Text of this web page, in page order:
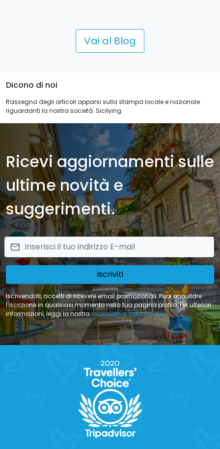
Vai al Blog
Dicono di noi
Rassegna degli articoli apparsi sulla stampa locale e nazionale
riguardanti la nostra società: Sicilying.
Ricevi aggiornamenti sulle
ultime novità e
suggerimenti.
email
Iscriviti
Iscrivendoti, accetti di ricevere email promozionali. Puoi annullare
l'iscrizione in qualsiasi momento nella tua pagina profilo. Per ulteriori
informazioni, leggi la nostraInformativa sulla Privacy